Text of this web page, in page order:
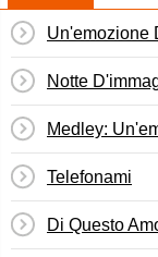
Un'emozione
Notte
Medley:
Telefonami
Di Questo